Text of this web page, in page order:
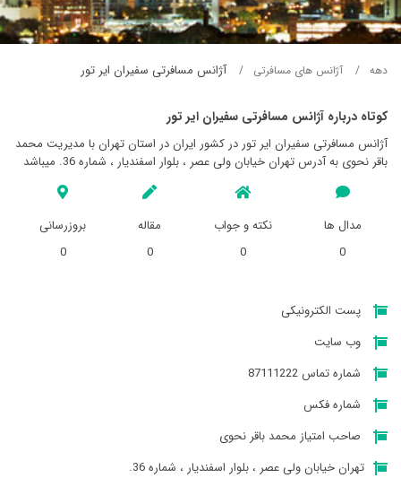
دهه آژانس های مسافرتی آژانس مسافرتی سفيران اير تور
کوتاه درباره آژانس مسافرتی سفيران اير تور
آژانس مسافرتی سفيران اير تور در کشور ایران در استان تهران با مدیریت محمد
باقر نحوی به آدرس تهران خیابان ولی عصر ، بلوار اسفندیار ، شماره 36. میباشد
مدال ها
0
نکته و جواب
0
مقاله
0
بروزرسانی
0
پست الکترونیکی
وب سایت
شماره تماس 87111222
شماره فکس
صاحب امتیاز محمد باقر نحوی
تهران خیابان ولی عصر ، بلوار اسفندیار ، شماره 36.